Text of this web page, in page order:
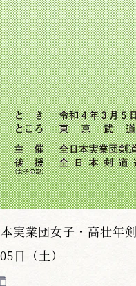
実業団女子・高壮年
日（土）